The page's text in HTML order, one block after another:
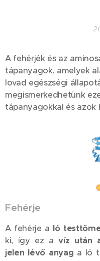
A fehérjék és az
tápanyagok, amelyek
lovad egészségi
megismerkedhetünk
tápanyagokkal és azok
Fehérje
A fehérje a ló
ki, így ez avíz után
jelen lévő anyag a ló